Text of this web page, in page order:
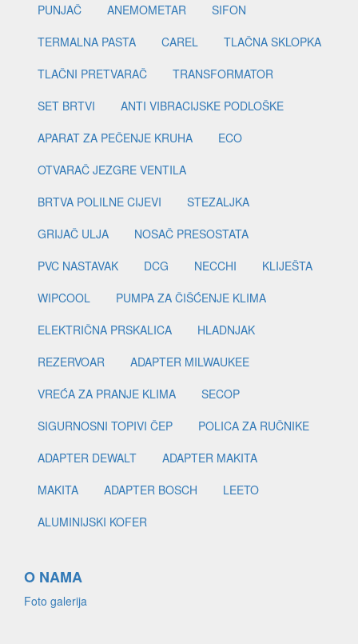
PUNJAČ
ANEMOMETAR
SIFON
TERMALNA PASTA
CAREL
TLAČNA SKLOPKA
TLAČNI PRETVARAČ
TRANSFORMATOR
SET BRTVI
ANTI VIBRACIJSKE PODLOŠKE
APARAT ZA PEČENJE KRUHA
ECO
OTVARAČ JEZGRE VENTILA
BRTVA POLILNE CIJEVI
STEZALJKA
GRIJAČ ULJA
NOSAČ PRESOSTATA
PVC NASTAVAK
DCG NECCHI
KLIJEŠTA
WIPCOOL
PUMPA ZA ČIŠĆENJE KLIMA
ELEKTRIČNA PRSKALICA
HLADNJAK
REZERVOAR
ADAPTER MILWAUKEE
VREĆA ZA PRANJE KLIMA
SECOP
SIGURNOSNI TOPIVI ČEP
POLICA ZA RUČNIKE
ADAPTER DEWALT
ADAPTER MAKITA
MAKITA
ADAPTER BOSCH
LEETO
ALUMINIJSKI KOFER
O NAMA
Foto galerija